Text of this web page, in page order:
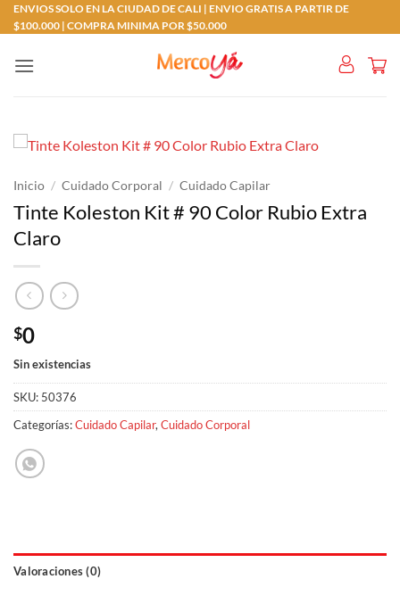
Saltar
al
ENVIOS SOLO EN LA CIUDAD DE CALI | ENVIO GRATIS A PARTIR DE
$100.000 | COMPRA MINIMA POR $50.000
Inicio / Cuidado Corporal / Cuidado Capilar
Tinte Koleston Kit # 90 Color Rubio Extra
Claro
$0
Sin existencias
SKU: 50376
Categorías:Cuidado Capilar, Cuidado Corporal
Valoraciones (0)